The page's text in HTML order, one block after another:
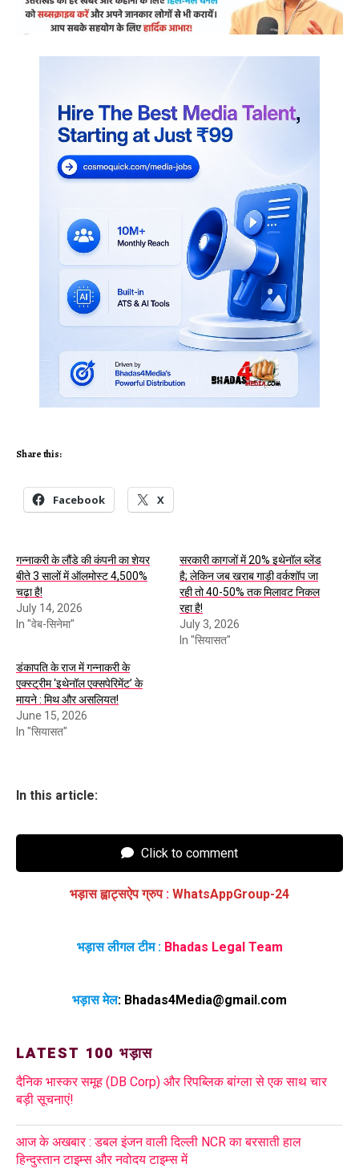
Share this:
Facebook X
गन्नाकरी के लौंडे की कंपनी का शेयर
बीते 3 सालों में ऑलमोस्ट 4,500%
चढ़ा है!
July 14, 2026
In "वेब-सिनेमा"
सरकारी कागजों में 20% इथेनॉल ब्लेंड
है; लेकिन जब खराब गाड़ी वर्कशॉप जा
रही तो 40-50% तक मिलावट निकल
रहा है!
July 3, 2026
In "सियासत"
डंकापति के राज में गन्नाकरी के
एक्स्ट्रीम ‘इथेनॉल एक्सपेरिमेंट’ के
मायने : मिथ और असलियत!
June 15, 2026
In "सियासत"
In this article:
Click to comment
भड़ास ह्वाट्सऐप ग्रुप : WhatsAppGroup-24
भड़ास लीगल टीम : Bhadas Legal Team
भड़ास मेल: Bhadas4Media@gmail.com
LATEST 100 भड़ास
दैनिक भास्कर समूह (DB Corp) और रिपब्लिक बांग्ला से एक साथ चार
बड़ी सूचनाएं!
आज के अखबार : डबल इंजन वाली दिल्ली NCR का बरसाती हाल
हिन्दुस्तान टाइम्स और नवोदय टाइम्स में